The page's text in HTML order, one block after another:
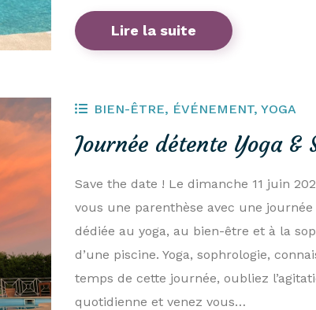
Lire la suite
BIEN-ÊTRE, ÉVÉNEMENT,YOGA
Journée détente Yoga &
Save the date ! Le dimanche 11 juin
vous une parenthèse avec une
dédiée au yoga, au bien-être et à la
d’une piscine. Yoga, sophrologie,
temps de cette journée, oubliez
quotidienne et venez vous…